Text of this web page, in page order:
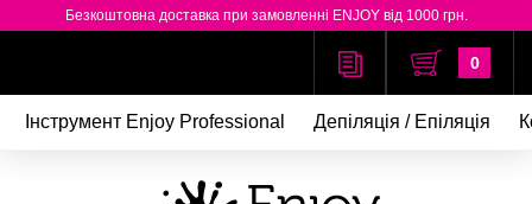
Безкоштовна доставка при замовленні ENJOY від 1000 грн.
0
Інструмент Enjoy Professional Депіляція / Епіляція